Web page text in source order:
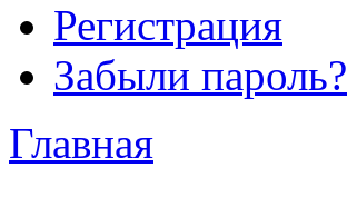
Регистрация
Забыли пароль?
Главная